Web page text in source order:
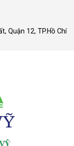
Quận 12, TP.Hồ Chí